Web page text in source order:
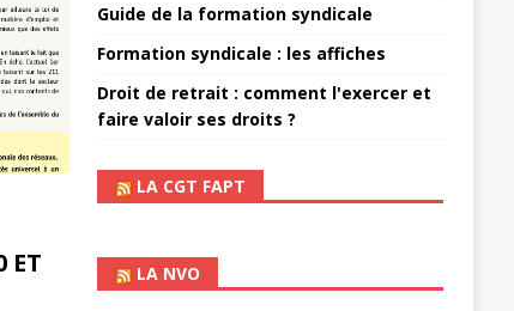
ET
Guide de la formation syndicale
Formation syndicale : les affiches
Droit de retrait : comment l'exercer et
faire valoir ses droits ?
LA CGT FAPT
LA NVO